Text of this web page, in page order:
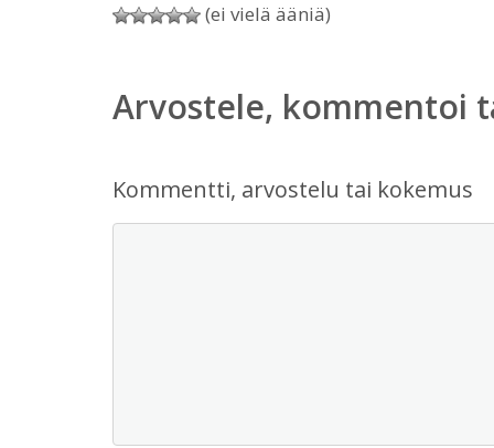
(ei vielä ääniä)
Arvostele, kommentoi
Kommentti, arvostelu tai kokemus